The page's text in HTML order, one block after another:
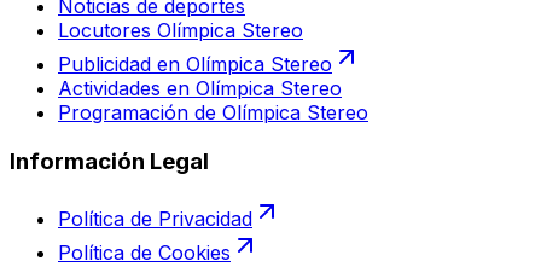
Noticias de deportes
Locutores Olímpica Stereo
Publicidad en Olímpica Stereo
Actividades en Olímpica Stereo
Programación de Olímpica Stereo
Información Legal
Política de Privacidad
Política de Cookies